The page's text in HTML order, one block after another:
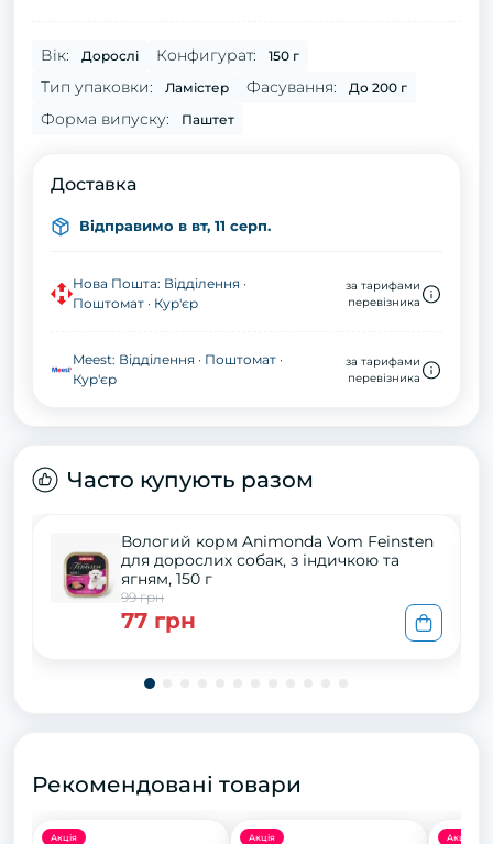
Вік: Дорослі Конфигурат: 150 г
Тип упаковки: Ламістер Фасування: До 200 г
Форма випуску: Паштет
Доставка
Відправимо в вт, 11 серп.
Нова Пошта: Відділення ·
Поштомат · Кур'єр
за тарифами
перевізника
Meest: Відділення · Поштомат ·
Кур'єр
за тарифами
перевізника
Часто купують разом
Вологий корм Animonda Vom Feinsten
для дорослих собак, з індичкою та
ягням, 150 г
99 грн
77 грн
Рекомендовані товари
Акція Акція Акція